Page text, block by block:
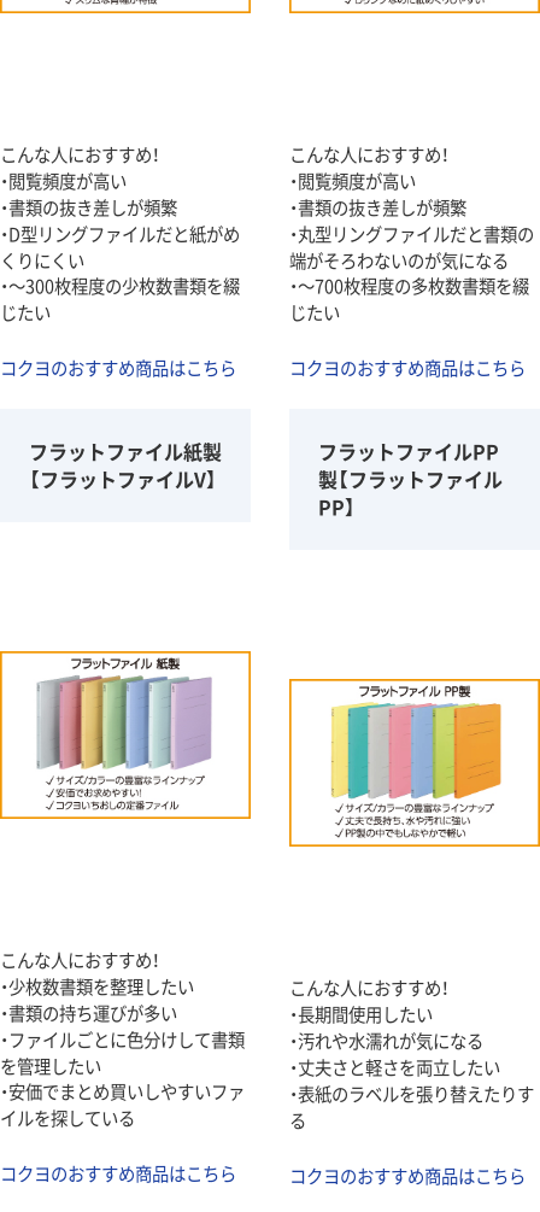
こんな人におすすめ！
・閲覧頻度が高い
・書類の抜き差しが頻繁
・D型リングファイルだと紙がめ
くりにくい
・～300枚程度の少枚数書類を綴
じたい
コクヨのおすすめ商品はこちら
こんな人におすすめ！
・閲覧頻度が高い
・書類の抜き差しが頻繁
・丸型リングファイルだと書類の
端がそろわないのが気になる
・～700枚程度の多枚数書類を綴
じたい
コクヨのおすすめ商品はこちら
フラットファイル紙製
【フラットファイルV】
こんな人におすすめ！
・少枚数書類を整理したい
・書類の持ち運びが多い
・ファイルごとに色分けして書類
を管理したい
・安価でまとめ買いしやすいファ
イルを探している
コクヨのおすすめ商品はこちら
フラットファイルPP
製【フラットファイル
PP】
こんな人におすすめ！
・長期間使用したい
・汚れや水濡れが気になる
・丈夫さと軽さを両立したい
・表紙のラベルを張り替えたりす
る
コクヨのおすすめ商品はこちら